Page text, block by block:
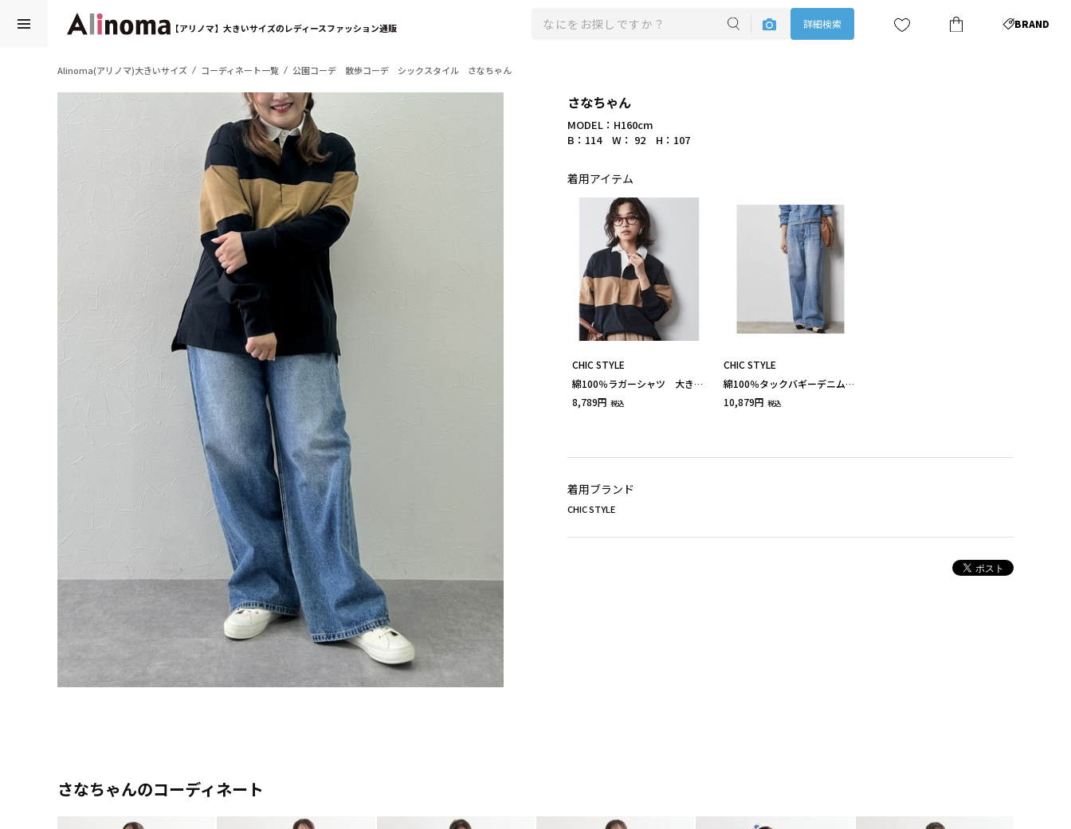
【アリノマ】大きいサイズのレディースファッション通販 詳細検索 BRAND
Alinoma(アリノマ)大きいサイズ コーディネート一覧 公園コーデ 散歩コーデ シックスタイル さなちゃん
さなちゃん
MODEL：H160cm
B：114 W： 92 H：107
着用アイテム
CHIC STYLE
綿100％ラガーシャツ 大きい
サイズ シックスタイル
8,789円 税込
CHIC STYLE
綿100％タックバギーデニムパ
ンツ（セットアップ対応） 大
10,879円 税込
着用ブランド
CHIC STYLE
さなちゃんのコーディネート